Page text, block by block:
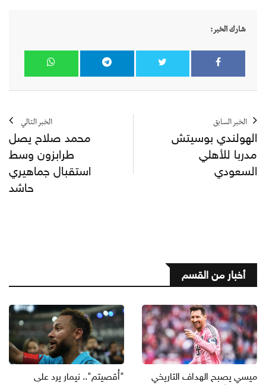
شارك الخبر:
الخبر السابق
الهولندي بوسيتش
مدربا للأهلي
السعودي
الخبر التالي
محمد صلاح يصل
طرابزون وسط
استقبال جماهيري
حاشد
أخبار من القسم
ميسي يصبح الهداف التاريخي
"أُقصيتم".. نيمار يرد على